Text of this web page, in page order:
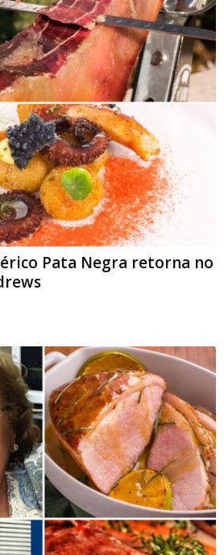
Pata Negra retorna no